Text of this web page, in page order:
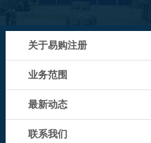
关于易购注册
业务范围
最新动态
联系我们